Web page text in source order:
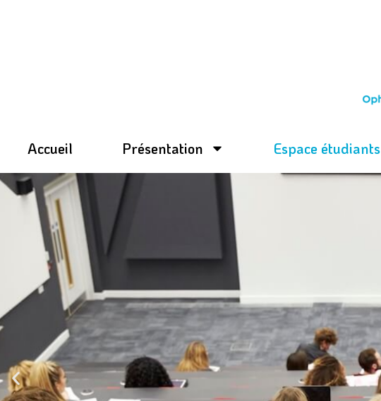
Accueil Présentation Espace étudiants